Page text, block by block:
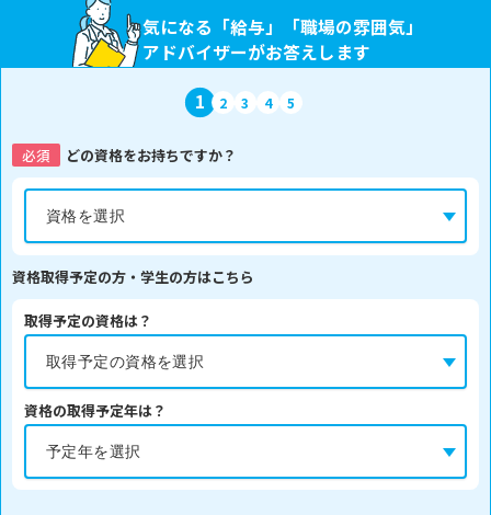
気になる「給与」「職場の雰囲気」
アドバイザーがお答えします
1 2 3 4 5
必須 どの資格をお持ちですか？
資格取得予定の方・学生の方はこちら
取得予定の資格は？
資格の取得予定年は？